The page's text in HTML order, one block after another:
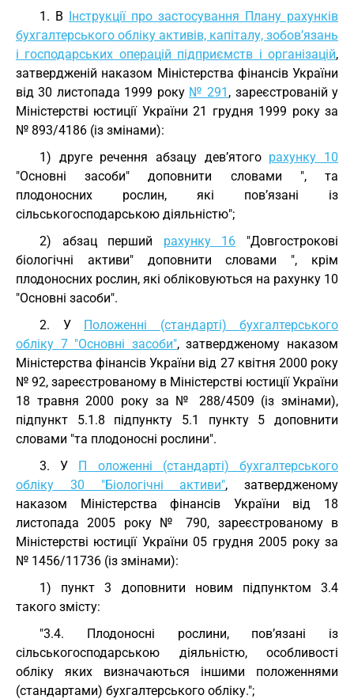
1. В Інструкції про застосування Плану рахунків
бухгалтерського обліку активів, капіталу, зобов’язань
і господарських операцій підприємств і організацій,
затвердженій наказом Міністерства фінансів України
від 30 листопада 1999 року № 291 , зареєстрованій у
Міністерстві юстиції України 21 грудня 1999 року за
№ 893/4186 (із змінами):
1) друге речення абзацу дев’ятого рахунку 10
"Основні засоби" доповнити словами ", та
плодоносних рослин, які пов’язані із
сільськогосподарською діяльністю";
2) абзац перший рахунку 16 "Довгострокові
біологічні активи" доповнити словами ", крім
плодоносних рослин, які обліковуються на рахунку 10
"Основні засоби".
2. У Положенні (стандарті) бухгалтерського
обліку 7 "Основні засоби", затвердженому наказом
Міністерства фінансів України від 27 квітня 2000 року
№ 92, зареєстрованому в Міністерстві юстиції України
18 травня 2000 року за № 288/4509 (із змінами),
підпункт 5.1.8 підпункту 5.1 пункту 5 доповнити
словами "та плодоносні рослини".
3. У П оложенні (стандарті) бухгалтерського
обліку 30 "Біологічні активи", затвердженому
наказом Міністерства фінансів України від 18
листопада 2005 року № 790, зареєстрованому в
Міністерстві юстиції України 05 грудня 2005 року за
№ 1456/11736 (із змінами):
1) пункт 3 доповнити новим підпунктом 3.4
такого змісту:
"3.4. Плодоносні рослини, пов’язані із
сільськогосподарською діяльністю, особливості
обліку яких визначаються іншими положеннями
(стандартами) бухгалтерського обліку.";